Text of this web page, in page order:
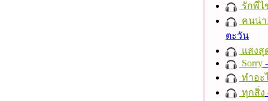
รักพี่ไ
คนน่
ตะวัน
แสงสุ
Sorry
ทำอะ
ทุกสิ่ง